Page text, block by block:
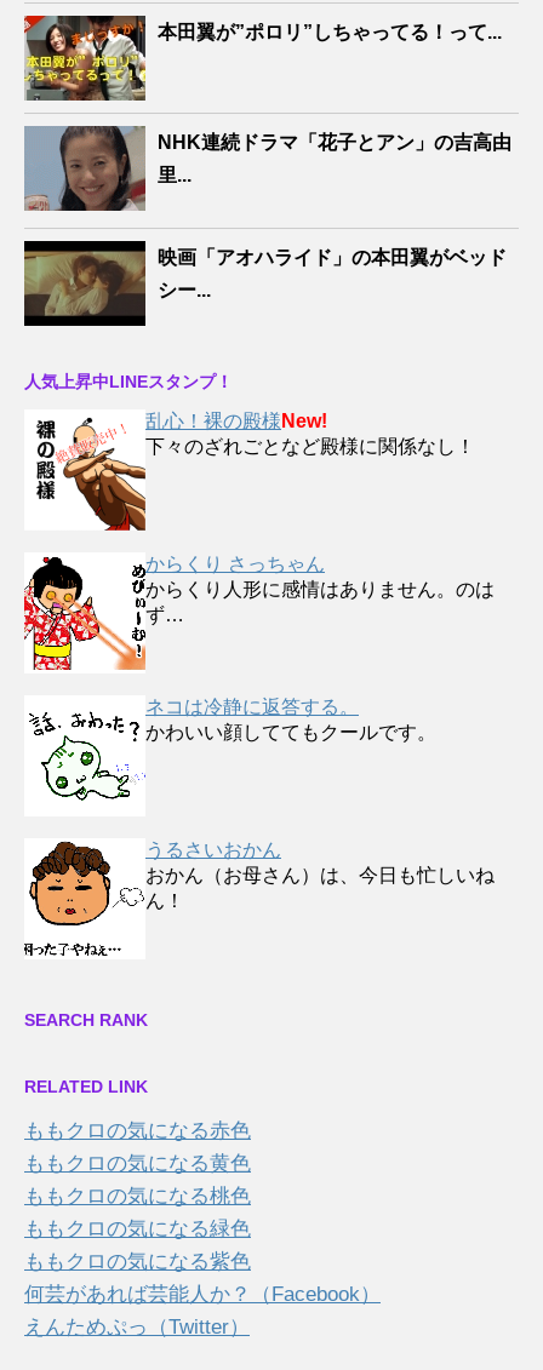
本田翼が”ポロリ”しちゃってる！って...
NHK連続ドラマ「花子とアン」の吉高由
里...
映画「アオハライド」の本田翼がベッド
シー...
人気上昇中LINEスタンプ！
乱心！裸の殿様 New!
下々のざれごとなど殿様に関係なし！
からくり さっちゃん
からくり人形に感情はありません。のは
ず…
ネコは冷静に返答する。
かわいい顔しててもクールです。
うるさいおかん
おかん（お母さん）は、今日も忙しいね
ん！
SEARCH RANK
RELATED LINK
ももクロの気になる赤色
ももクロの気になる黄色
ももクロの気になる桃色
ももクロの気になる緑色
ももクロの気になる紫色
何芸があれば芸能人か？（Facebook）
えんためぷっ（Twitter）